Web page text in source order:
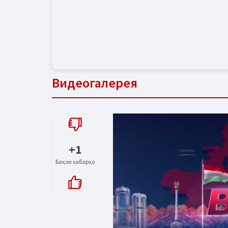
Видеогалерея
+1
Баҳои хабарҳо